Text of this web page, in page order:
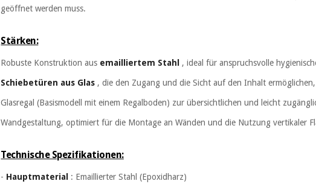
geöffnet werden muss.
Stärken:
Robuste Konstruktion aus emailliertem Stahl , ideal für anspruchsvolle
Schiebetüren aus Glas , die den Zugang und die Sicht auf den Inhalt
Glasregal (Basismodell mit einem Regalboden) zur übersichtlichen und leicht
Wandgestaltung, optimiert für die Montage an Wänden und die Nutzung vertikaler
Technische Spezifikationen:
- Hauptmaterial : Emaillierter Stahl (Epoxidharz)